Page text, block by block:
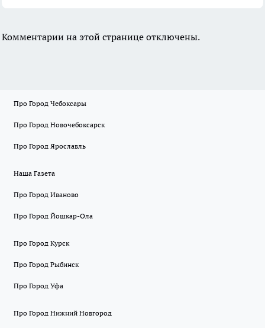
Комментарии на этой странице отключены.
Про Город Чебоксары
Про Город Новочебоксарск
Про Город Ярославль
Наша Газета
Про Город Иваново
Про Город Йошкар-Ола
Про Город Курск
Про Город Рыбинск
Про Город Уфа
Про Город Нижний Новгород